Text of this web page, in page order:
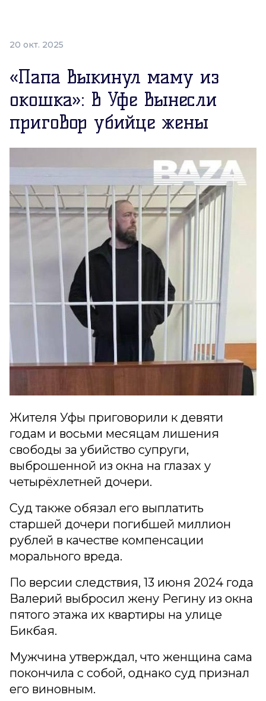
20 окт. 2025
«Папа выкинул маму из
окошка»: в Уфе вынесли
приговор убийце жены
Жителя Уфы приговорили к девяти
годам и восьми месяцам лишения
свободы за убийство супруги,
выброшенной из окна на глазах у
четырёхлетней дочери.
Суд также обязал его выплатить
старшей дочери погибшей миллион
рублей в качестве компенсации
морального вреда.
По версии следствия, 13 июня 2024 года
Валерий выбросил жену Регину из окна
пятого этажа их квартиры на улице
Бикбая.
Мужчина утверждал, что женщина сама
покончила с собой, однако суд признал
его виновным.